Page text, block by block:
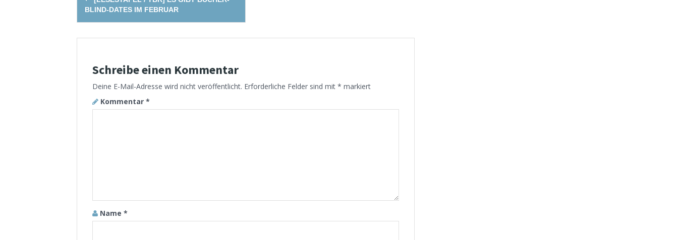
navigation
BLIND-DATES IM FEBRUAR
Schreibe einen Kommentar
Deine E-Mail-Adresse wird nicht veröffentlicht. Erforderliche Felder sind mit * markiert
Kommentar *
Name *